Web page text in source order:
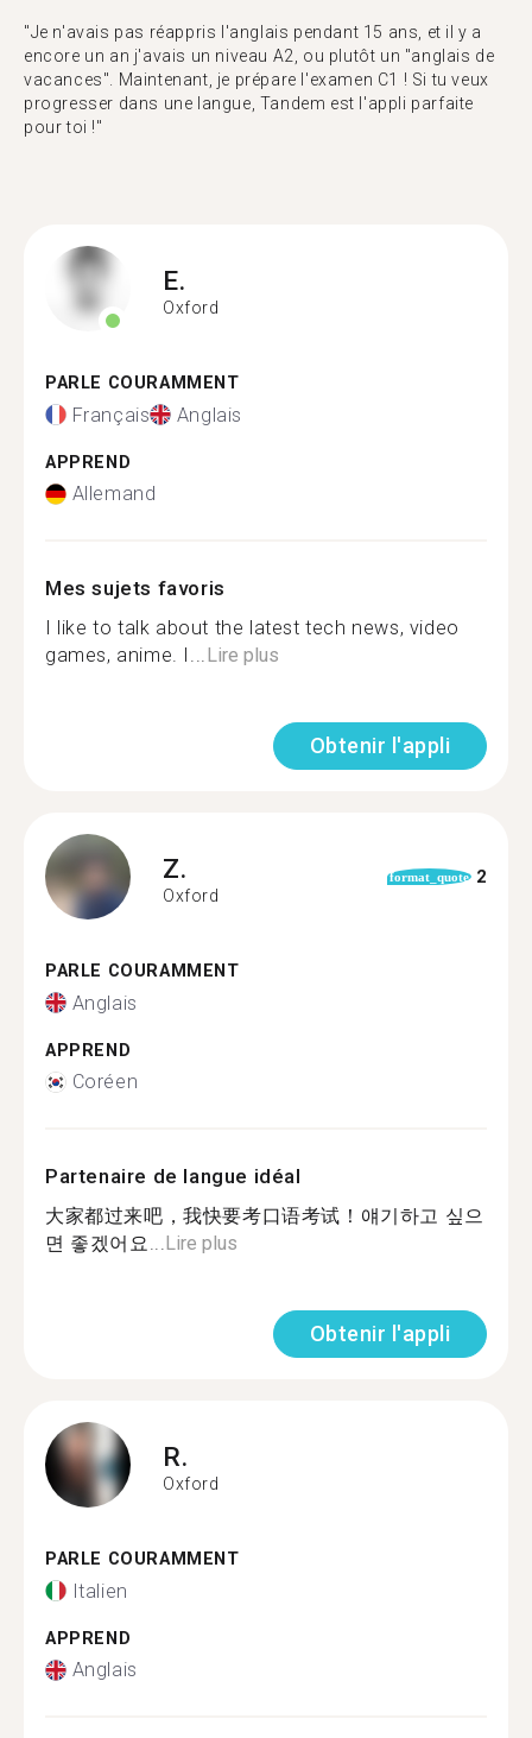
"Je n'avais pas réappris l'anglais pendant 15 ans, et il y a
encore un an j'avais un niveau A2, ou plutôt un "anglais de
vacances". Maintenant, je prépare l'examen C1 ! Si tu veux
progresser dans une langue, Tandem est l'appli parfaite
pour toi !"
E.
Oxford
PARLE COURAMMENT
Français Anglais
APPREND
Allemand
Mes sujets favoris
I like to talk about the latest tech news, video
games, anime. I...Lire plus
Obtenir l'appli
Z.
Oxford
format_quote 2
PARLE COURAMMENT
Anglais
APPREND
Coréen
Partenaire de langue idéal
大家都过来吧，我快要考口语考试！얘기하고 싶으
면 좋겠어요...Lire plus
Obtenir l'appli
R.
Oxford
PARLE COURAMMENT
Italien
APPREND
Anglais